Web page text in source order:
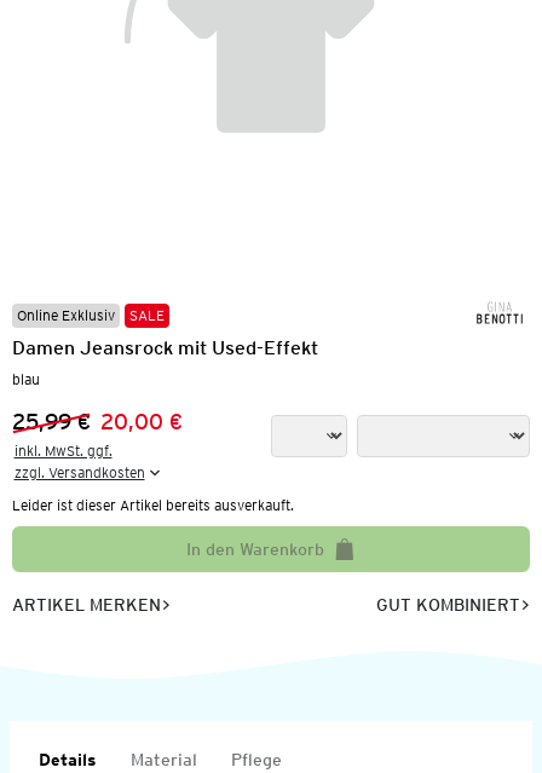
Online Exklusiv SALE
Damen Jeansrock mit Used-Effekt
blau
Vorheriger Preis:
25,99 €
Neuer Preis:20,00 €
inkl. MwSt. ggf.
zzgl. Versandkosten
Leider ist dieser Artikel bereits ausverkauft.
In den Warenkorb
ARTIKEL MERKEN GUT KOMBINIERT
Details Material Pflege